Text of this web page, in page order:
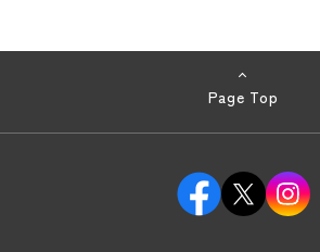
Page Top